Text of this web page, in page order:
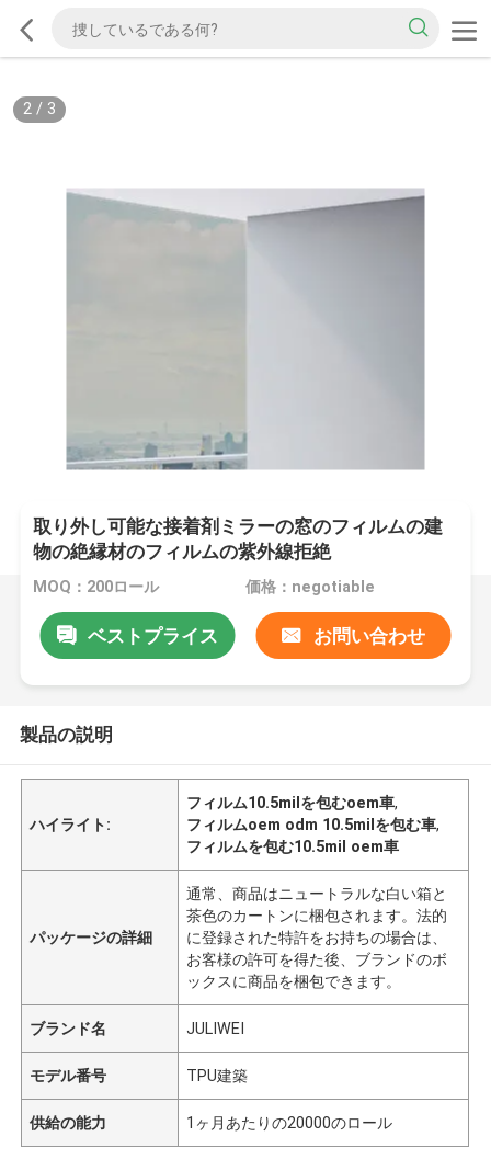
2/ 3
取り外し可能な接着剤ミラーの窓のフィルムの建
物の絶縁材のフィルムの紫外線拒絶
MOQ：200ロール 価格：negotiable
ベストプライス お問い合わせ
製品の説明
ハイライト:
フィルム10.5milを包むoem車,
フィルムoem odm 10.5milを包む車,
フィルムを包む10.5mil oem車
パッケージの詳細
通常、商品はニュートラルな白い箱と
茶色のカートンに梱包されます。法的
に登録された特許をお持ちの場合は、
お客様の許可を得た後、ブランドのボ
ックスに商品を梱包できます。
ブランド名 JULIWEI
モデル番号 TPU建築
供給の能力 1ヶ月あたりの20000のロール